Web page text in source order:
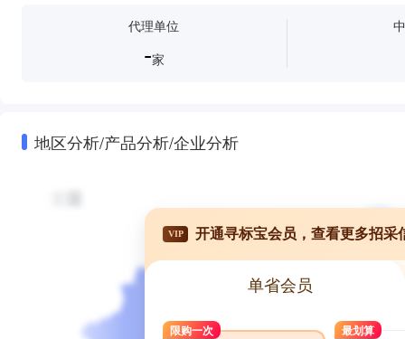
代理单位
-家
地区分析/产品分析/企业分析
VIP 开通寻标宝会员，查看更多招采
单省会员
限购一次 最划算